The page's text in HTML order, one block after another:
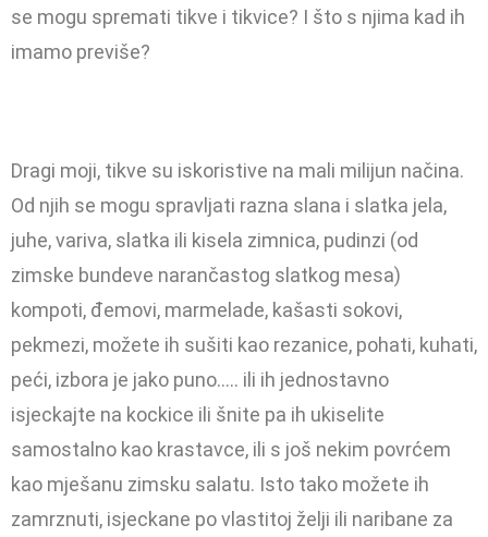
se mogu spremati tikve i tikvice? I što s njima kad ih
imamo previše?
Dragi moji, tikve su iskoristive na mali milijun načina.
Od njih se mogu spravljati razna slana i slatka jela,
juhe, variva, slatka ili kisela zimnica, pudinzi (od
zimske bundeve narančastog slatkog mesa)
kompoti, đemovi, marmelade, kašasti sokovi,
pekmezi, možete ih sušiti kao rezanice, pohati, kuhati,
peći, izbora je jako puno….. ili ih jednostavno
isjeckajte na kockice ili šnite pa ih ukiselite
samostalno kao krastavce, ili s još nekim povrćem
kao mješanu zimsku salatu. Isto tako možete ih
zamrznuti, isjeckane po vlastitoj želji ili naribane za